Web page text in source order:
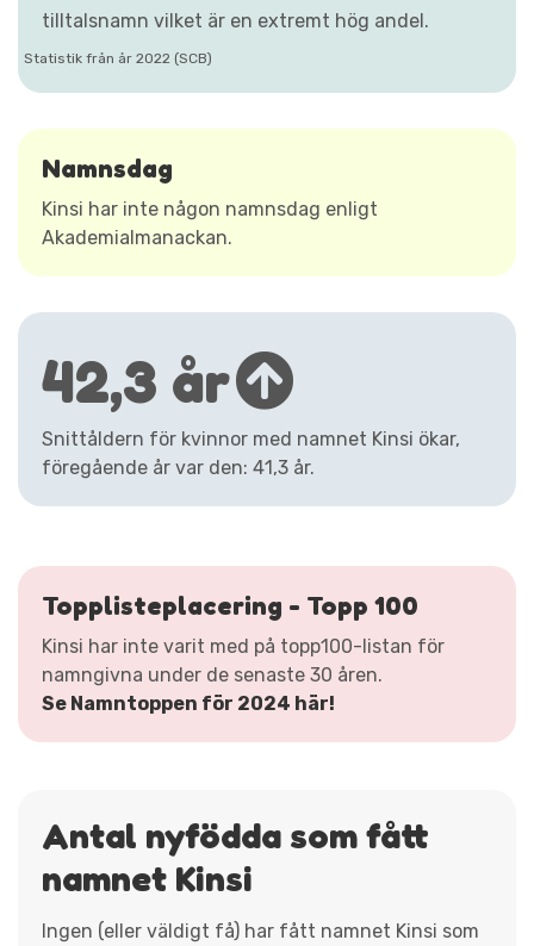
tilltalsnamn vilket är en extremt hög andel.
Statistik från år 2022 (SCB)
Namnsdag
Kinsi har inte någon namnsdag enligt
Akademialmanackan.
42,3 år
Snittåldern för kvinnor med namnet Kinsi ökar,
föregående år var den: 41,3 år.
Topplisteplacering - Topp 100
Kinsi har inte varit med på topp100-listan för
namngivna under de senaste 30 åren.
Se Namntoppen för 2024 här!
Antal nyfödda som fått
namnet Kinsi
Ingen (eller väldigt få) har fått namnet Kinsi som